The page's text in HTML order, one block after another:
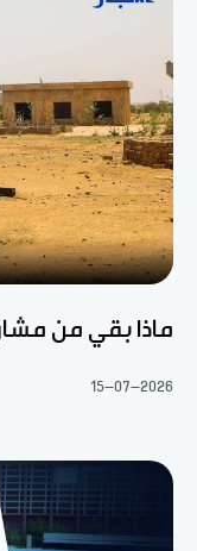
ماذا بقي من
15-07-2026